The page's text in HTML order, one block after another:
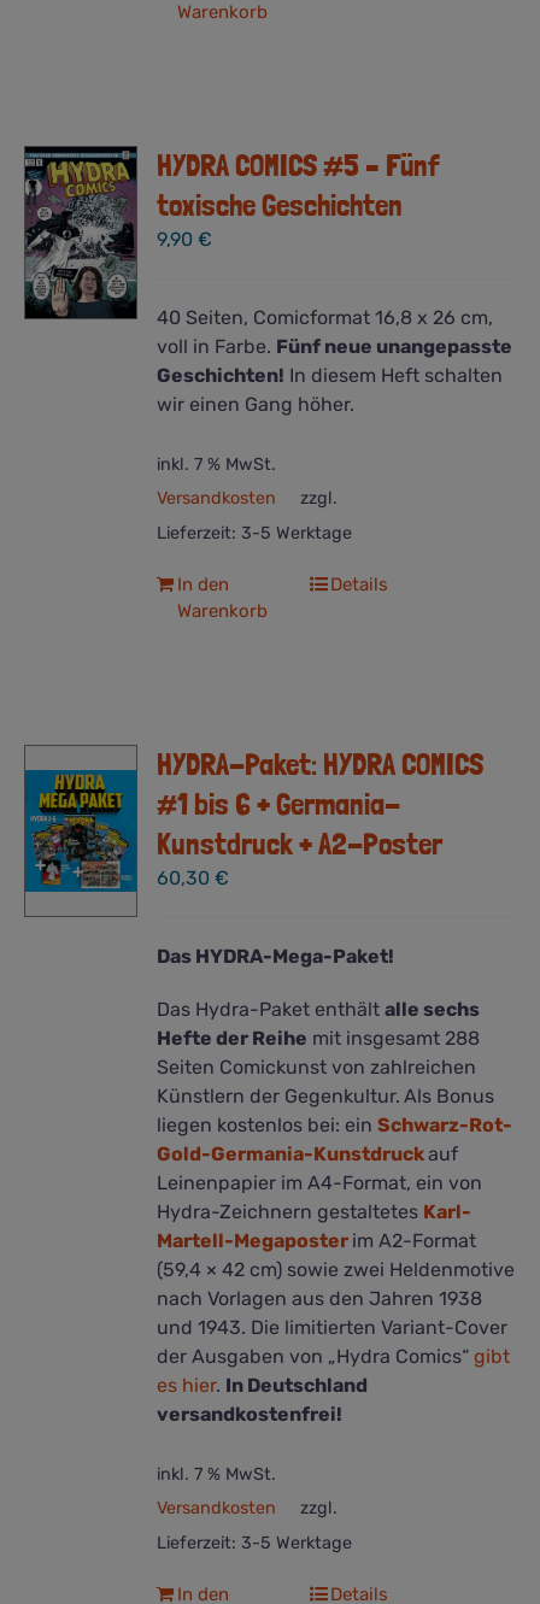
Warenkorb
HYDRA COMICS #5 – Fünf
toxische Geschichten
9,90€
40 Seiten, Comicformat 16,8 x 26 cm,
voll in Farbe. Fünf neue unangepasste
Geschichten! In diesem Heft schalten
wir einen Gang höher.
inkl. 7 % MwSt.
zzgl.
Versandkosten
Lieferzeit: 3-5 Werktage
In den
Warenkorb
Details
HYDRA-Paket: HYDRA COMICS
#1 bis 6 + Germania-
Kunstdruck + A2-Poster
60,30€
Das HYDRA-Mega-Paket!
Das Hydra-Paket enthältalle sechs
Hefte der Reihe mit insgesamt 288
Seiten Comickunst von zahlreichen
Künstlern der Gegenkultur. Als Bonus
liegen kostenlos bei: einSchwarz-Rot-
Gold-Germania-Kunstdruckauf
Leinenpapier im A4-Format, ein von
Hydra-Zeichnern gestaltetes Karl-
Martell-Megaposter im A2-Format
(59,4 × 42 cm) sowie zwei Heldenmotive
nach Vorlagen aus den Jahren 1938
und 1943. Die limitierten Variant-Cover
der Ausgaben von „Hydra Comics“ gibt
es hier. In Deutschland
versandkostenfrei!
inkl. 7 % MwSt.
zzgl.
Versandkosten
Lieferzeit: 3-5 Werktage
In den
Details